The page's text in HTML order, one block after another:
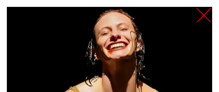
TANZFABRIK